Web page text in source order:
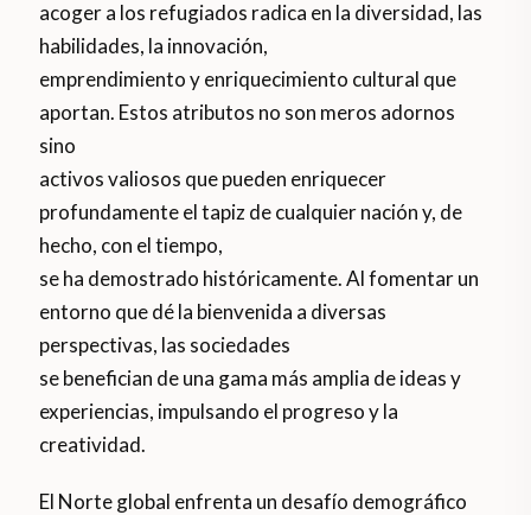
acoger a los refugiados radica en la diversidad, las
habilidades, la innovación,
emprendimiento y enriquecimiento cultural que
aportan. Estos atributos no son meros adornos
sino
activos valiosos que pueden enriquecer
profundamente el tapiz de cualquier nación y, de
hecho, con el tiempo,
se ha demostrado históricamente. Al fomentar un
entorno que dé la bienvenida a diversas
perspectivas, las sociedades
se benefician de una gama más amplia de ideas y
experiencias, impulsando el progreso y la
creatividad.
El Norte global enfrenta un desafío demográfico